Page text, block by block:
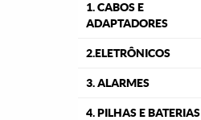
1. CABOS E
ADAPTADORES
2.ELETRÔNICOS
3. ALARMES
4. PILHAS E BATERIAS